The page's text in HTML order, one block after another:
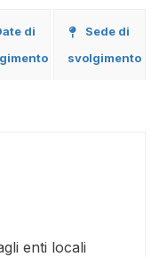
di
Sede di
svolgimento
enti locali